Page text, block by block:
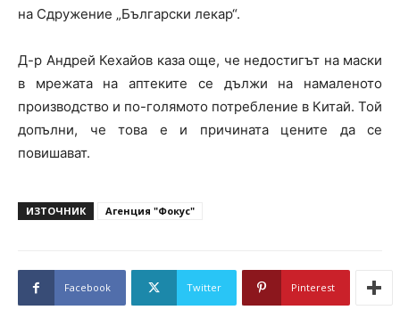
на Сдружение „Български лекар“.
Д-р Андрей Кехайов каза още, че недостигът на маски
в мрежата на аптеките се дължи на намаленото
производство и по-голямото потребление в Китай. Той
допълни, че това е и причината цените да се
повишават.
ИЗТОЧНИК Агенция "Фокус"
Facebook Twitter Pinterest